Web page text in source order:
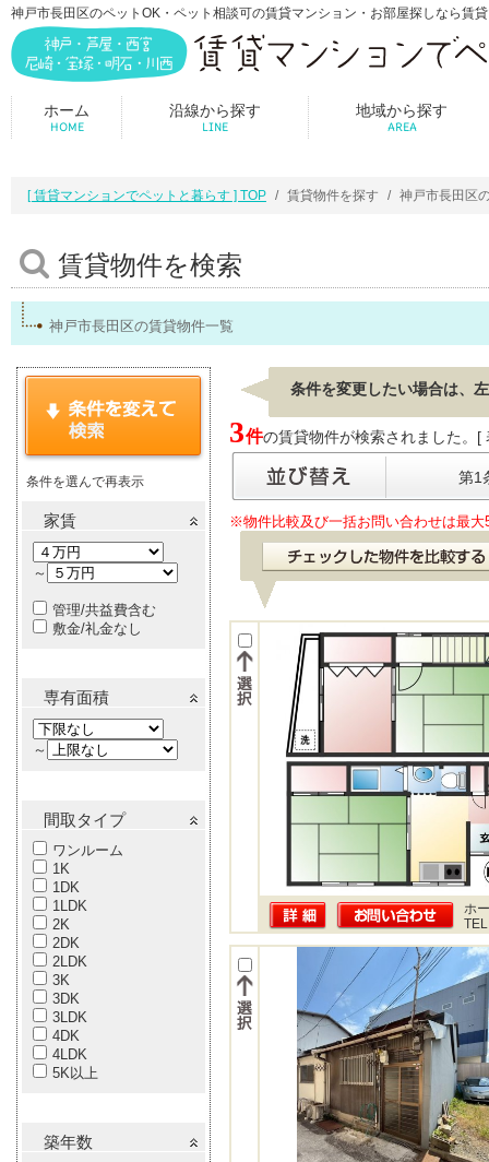
神戸市長田区のペットOK・ペット相談可の賃貸マンション・お部屋探しなら賃
ホーム
HOME
沿線から探す
LINE
地域から探す
AREA
[ 賃貸マンションでペットと暮らす ] TOP 賃貸物件を探す 神戸市長田区
賃貸物件を検索
神戸市長田区の賃貸物件一覧
条件を選んで再表示
家賃
～
管理/共益費含む
敷金/礼金なし
専有面積
～
間取タイプ
ワンルーム
1K
1DK
1LDK
2K
2DK
2LDK
3K
3DK
3LDK
4DK
4LDK
5K以上
築年数
条件を変更したい場合は、
3件の賃貸物件が検索されました。[
第1
※物件比較及び一括お問い合わせは最大
ホ